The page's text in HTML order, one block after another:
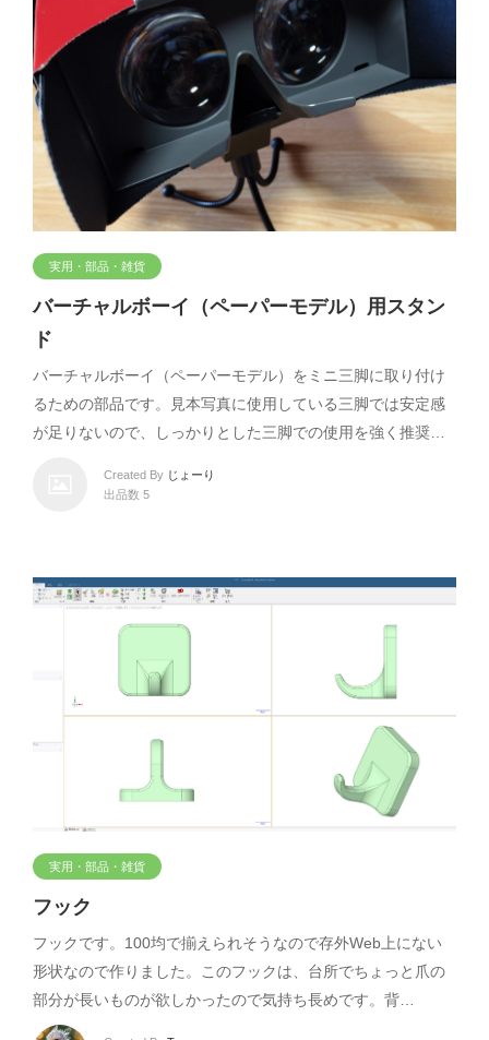
実用・部品・雑貨
バーチャルボーイ（ペーパーモデル）用スタン
ド
バーチャルボーイ（ペーパーモデル）をミニ三脚に取り付け
るための部品です。見本写真に使用している三脚では安定感
が足りないので、しっかりとした三脚での使用を強く推奨…
Created By じょーり
出品数 5
実用・部品・雑貨
フック
フックです。100均で揃えられそうなので存外Web上にない
形状なので作りました。このフックは、台所でちょっと爪の
部分が長いものが欲しかったので気持ち長めです。背…